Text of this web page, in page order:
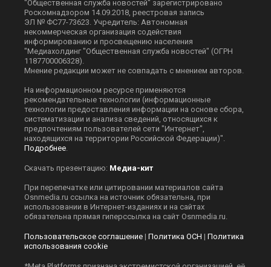
"Общественная служба новостей" зарегистрировано
Роскомнадзором 14.09.2018, реестровая запись
ЭЛ № ФС77-73623. Учредитель: Автономная
некоммерческая организация содействия
информированию и просвещению населения
"Медиахолдинг "Общественная служба новостей" (ОГРН
1187700006328).
Мнение редакции может не совпадать с мнением авторов.
На информационном ресурсе применяются
рекомендательные технологии (информационные
технологии предоставления информации на основе сбора,
систематизации и анализа сведений, относящихся к
предпочтениям пользователей сети "Интернет",
находящихся на территории Российской Федерации)".
Подробнее
Скачать презентацию: Медиа-кит
При перепечатке или цитировании материалов сайта
Оsnmedia.ru ссылка на источник обязательна, при
использовании в Интернет-изданиях и на сайтах
обязательна прямая гиперссылка на сайт Оsnmedia.ru.
Пользовательское соглашение | Политика ОСН | Политика
использования cookie